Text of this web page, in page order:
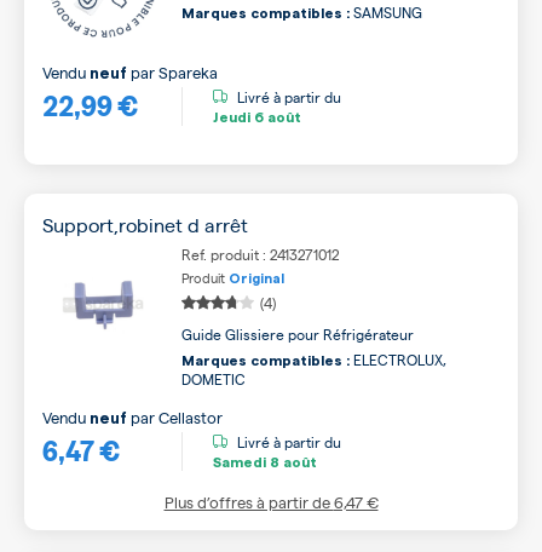
Marques compatibles : SAMSUNG
22,99 €
Vendu neuf parSpareka
Livré à partir du
Jeudi 6 août
Support,robinet d arrêt
Ref. produit : 2413271012
Produit Original
(4)
Guide Glissiere pour Réfrigérateur
Marques compatibles : ELECTROLUX,
DOMETIC
6,47 €
Vendu neuf parCellastor
Livré à partir du
Samedi 8 août
Plus d’offres à partir de6,47 €